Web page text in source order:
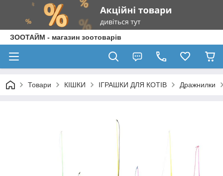
ЗООТАЙМ - магазин зоотоварів
Товари КІШКИ ІГРАШКИ ДЛЯ КОТІВ Дражнилки